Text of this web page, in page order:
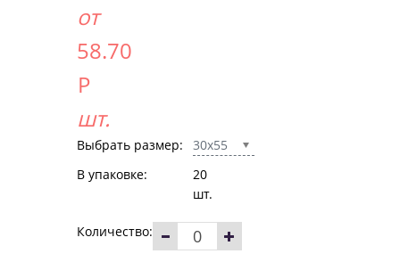
от
58.70
Р
шт.
Выбрать размер:
30x55
В упаковке:
20
шт.
Количество: